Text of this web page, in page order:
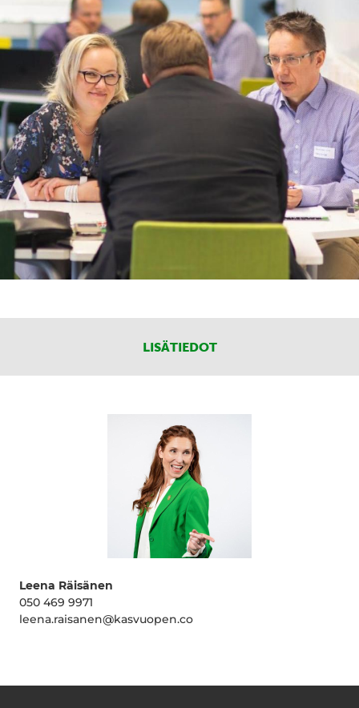
LISÄTIEDOT
Leena Räisänen
050 469 9971
leena.raisanen@kasvuopen.co